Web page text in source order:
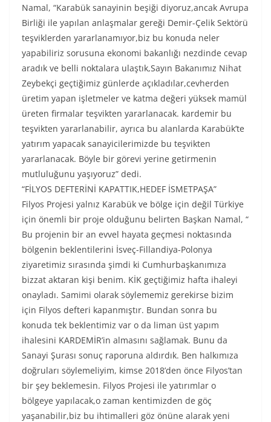
Namal, “Karabük sanayinin beşiği diyoruz,ancak Avrupa
Birliği ile yapılan anlaşmalar gereği Demir-Çelik Sektörü
teşviklerden yararlanamıyor,biz bu konuda neler
yapabiliriz sorusuna ekonomi bakanlığı nezdinde cevap
aradık ve belli noktalara ulaştık,Sayın Bakanımız Nihat
Zeybekçi geçtiğimiz günlerde açıkladılar,cevherden
üretim yapan işletmeler ve katma değeri yüksek mamül
üreten firmalar teşvikten yararlanacak. kardemir bu
teşvikten yararlanabilir, ayrıca bu alanlarda Karabük’te
yatırım yapacak sanayicilerimizde bu teşvikten
yararlanacak. Böyle bir görevi yerine getirmenin
mutluluğunu yaşıyoruz” dedi.
“FİLYOS DEFTERİNİ KAPATTIK,HEDEF İSMETPAŞA”
Filyos Projesi yalnız Karabük ve bölge için değil Türkiye
için önemli bir proje olduğunu belirten Başkan Namal, “
Bu projenin bir an evvel hayata geçmesi noktasında
bölgenin beklentilerini İsveç-Fillandiya-Polonya
ziyaretimiz sırasında şimdi ki Cumhurbaşkanımıza
bizzat aktaran kişi benim. KİK geçtiğimiz hafta ihaleyi
onayladı. Samimi olarak söylememiz gerekirse bizim
için Filyos defteri kapanmıştır. Bundan sonra bu
konuda tek beklentimiz var o da liman üst yapım
ihalesini KARDEMİR’in almasını sağlamak. Bunu da
Sanayi Şurası sonuç raporuna aldırdık. Ben halkımıza
doğruları söylemeliyim, kimse 2018’den önce Filyos’tan
bir şey beklemesin. Filyos Projesi ile yatırımlar o
bölgeye yapılacak,o zaman kentimizden de göç
yaşanabilir,biz bu ihtimalleri göz önüne alarak yeni